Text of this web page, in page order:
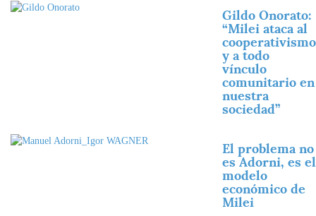
Imagen
Gildo Onorato:
“Milei ataca al
cooperativismo
y a todo
vínculo
comunitario en
nuestra
sociedad”
Imagen
El problema no
es Adorni, es el
modelo
económico de
Milei